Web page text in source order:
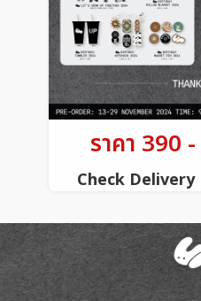
ราคา 390
Check Delivery